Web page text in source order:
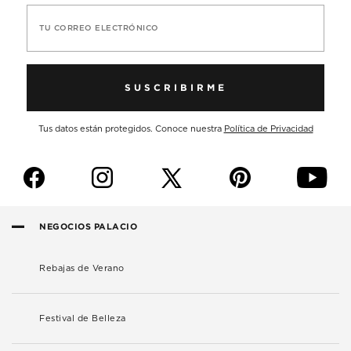
TU CORREO ELECTRÓNICO
SUSCRIBIRME
Tus datos están protegidos. Conoce nuestra Política de Privacidad
f i p y
NEGOCIOS PALACIO
Rebajas de Verano
Festival de Belleza